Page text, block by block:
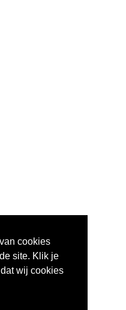
cookies
site. Klik je
wij cookies